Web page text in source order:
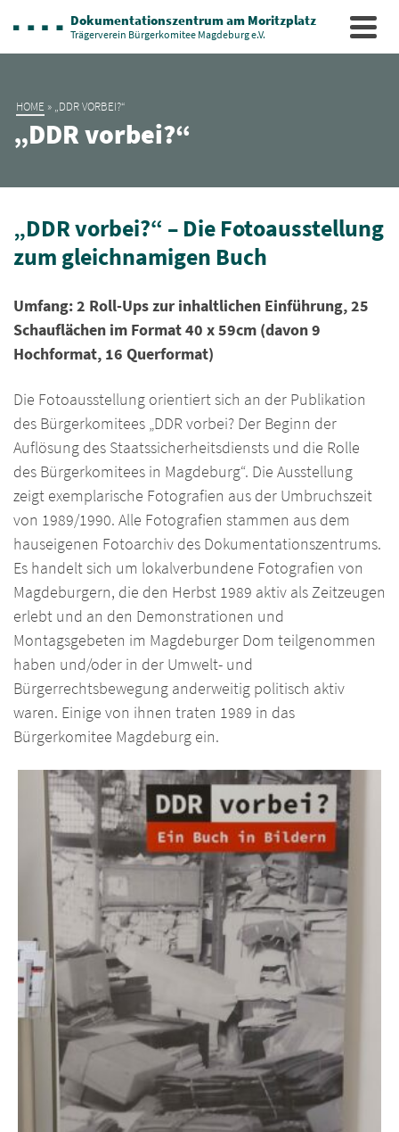
Dokumentationszentrum am Moritzplatz
Trägerverein Bürgerkomitee Magdeburg e.V.
HOME » „DDR VORBEI?“
„DDR vorbei?“
„DDR vorbei?“ – Die Fotoausstellung
zum gleichnamigen Buch
Umfang: 2 Roll-Ups zur inhaltlichen Einführung, 25
Schauflächen im Format 40 x 59cm (davon 9
Hochformat, 16 Querformat)
Die Fotoausstellung orientiert sich an der Publikation
des Bürgerkomitees „DDR vorbei? Der Beginn der
Auflösung des Staatssicherheitsdiensts und die Rolle
des Bürgerkomitees in Magdeburg“. Die Ausstellung
zeigt exemplarische Fotografien aus der Umbruchszeit
von 1989/1990. Alle Fotografien stammen aus dem
hauseigenen Fotoarchiv des Dokumentationszentrums.
Es handelt sich um lokalverbundene Fotografien von
Magdeburgern, die den Herbst 1989 aktiv als Zeitzeugen
erlebt und an den Demonstrationen und
Montagsgebeten im Magdeburger Dom teilgenommen
haben und/oder in der Umwelt- und
Bürgerrechtsbewegung anderweitig politisch aktiv
waren. Einige von ihnen traten 1989 in das
Bürgerkomitee Magdeburg ein.